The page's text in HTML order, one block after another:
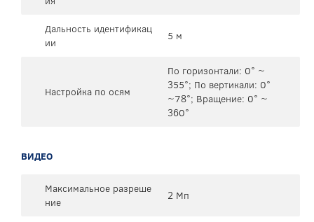
Дальность идентификац
ии
5 м
Настройка по осям
По горизонтали: 0° ~
355°; По вертикали: 0°
~78°; Вращение: 0° ~
360°
ВИДЕО
Максимальное разреше
ние
2 Мп